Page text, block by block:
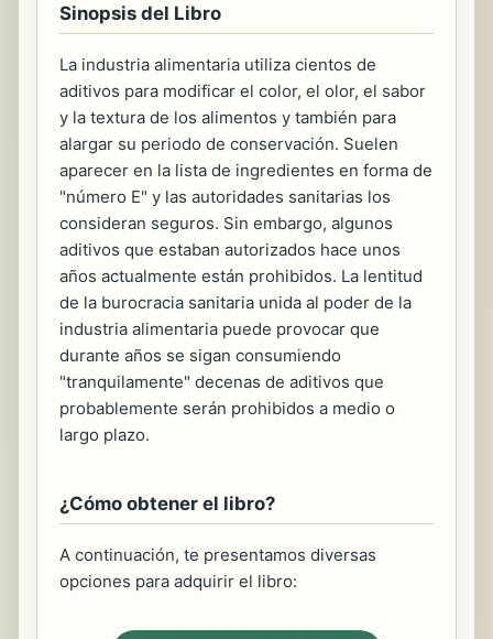
Sinopsis del Libro
La industria alimentaria utiliza cientos de
aditivos para modificar el color, el olor, el sabor
y la textura de los alimentos y también para
alargar su periodo de conservación. Suelen
aparecer en la lista de ingredientes en forma de
"número E" y las autoridades sanitarias los
consideran seguros. Sin embargo, algunos
aditivos que estaban autorizados hace unos
años actualmente están prohibidos. La lentitud
de la burocracia sanitaria unida al poder de la
industria alimentaria puede provocar que
durante años se sigan consumiendo
"tranquilamente" decenas de aditivos que
probablemente serán prohibidos a medio o
largo plazo.
¿Cómo obtener el libro?
A continuación, te presentamos diversas
opciones para adquirir el libro: